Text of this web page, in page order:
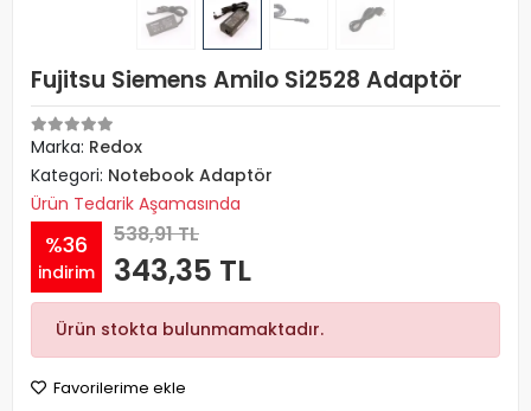
Fujitsu Siemens Amilo Si2528 Adaptör
Marka: Redox
Kategori: Notebook Adaptör
Ürün Tedarik Aşamasında
%36
indirim
538,91 TL
343,35 TL
Ürün stokta bulunmamaktadır.
Favorilerime ekle